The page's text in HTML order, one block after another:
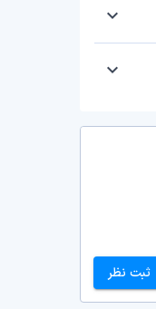
ثبت نظر